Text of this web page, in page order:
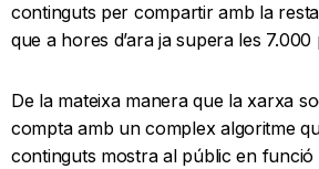
continguts per compartir amb la
que a hores d’ara ja supera les 7.000
De la mateixa manera que la xarxa
compta amb un complex algoritme
continguts mostra al públic en funció